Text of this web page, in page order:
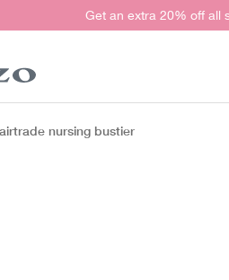
Get an extra 20% off all
nursing bustier